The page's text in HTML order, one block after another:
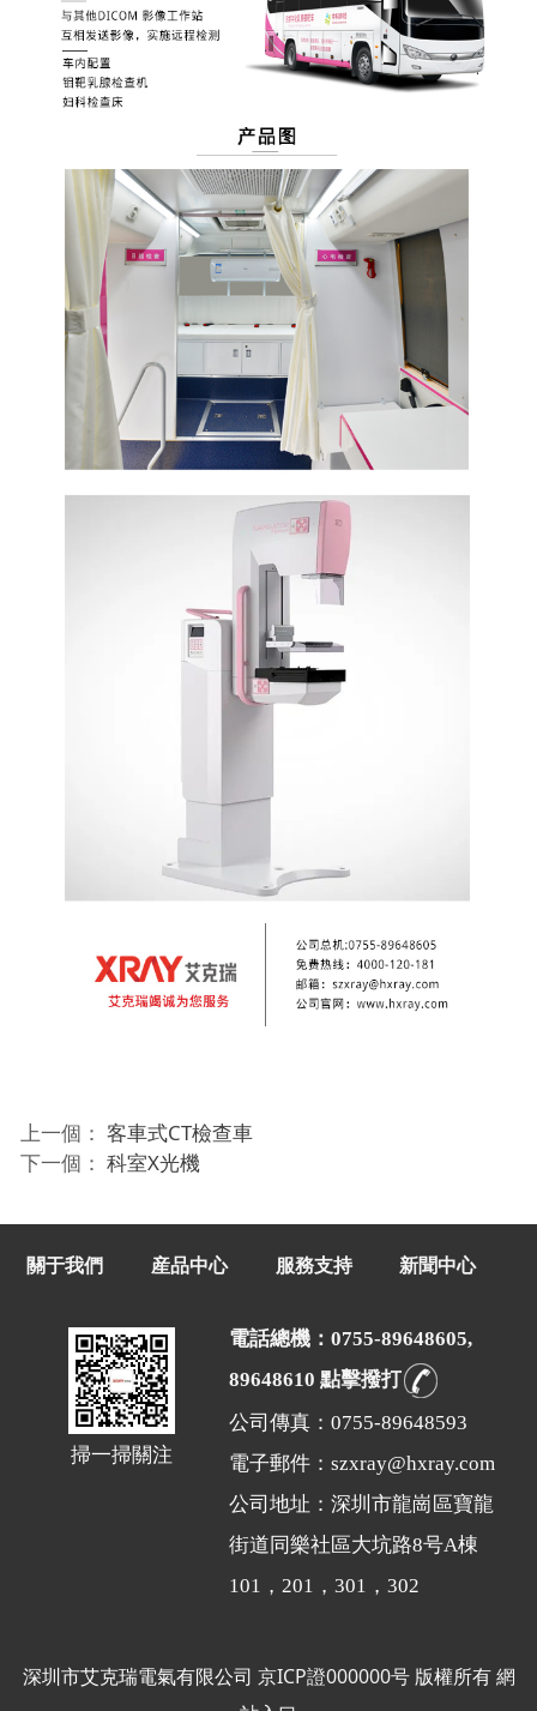
上一個： 客車式CT檢查車
下一個： 科室X光機
關于我們 産品中心 服務支持 新聞中心
掃一掃關注
電話總機：0755-89648605,
89648610 點擊撥打
公司傳真：0755-89648593
電子郵件：szxray@hxray.com
公司地址：深圳市龍崗區寶龍
街道同樂社區大坑路8号A棟
101，201，301，302
深圳市艾克瑞電氣有限公司 京ICP證000000号版權所有網